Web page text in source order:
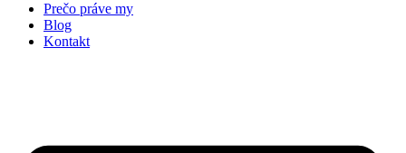
Prečo práve my
Blog
Kontakt